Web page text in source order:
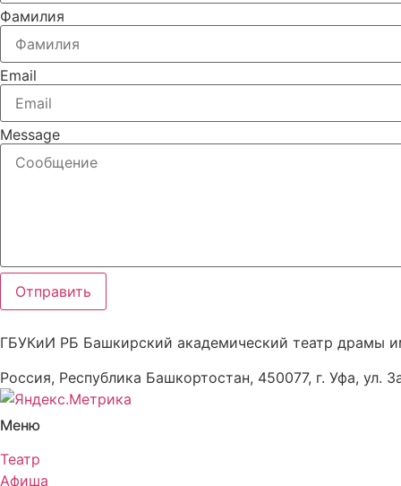
Фамилия
Email
Message
Отправить
ГБУКиИ РБ Башкирский академический театр драмы
Россия, Республика Башкортостан, 450077, г. Уфа, ул.
Меню
Театр
Афиша